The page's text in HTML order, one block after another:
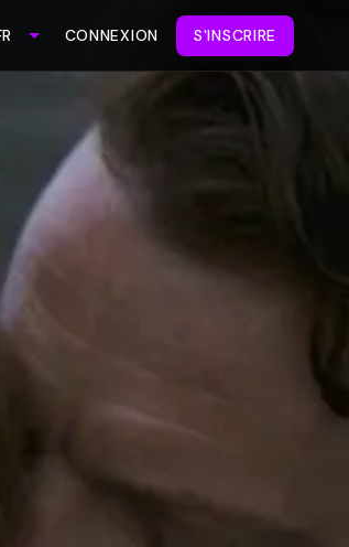
CONNEXION S'INSCRIRE